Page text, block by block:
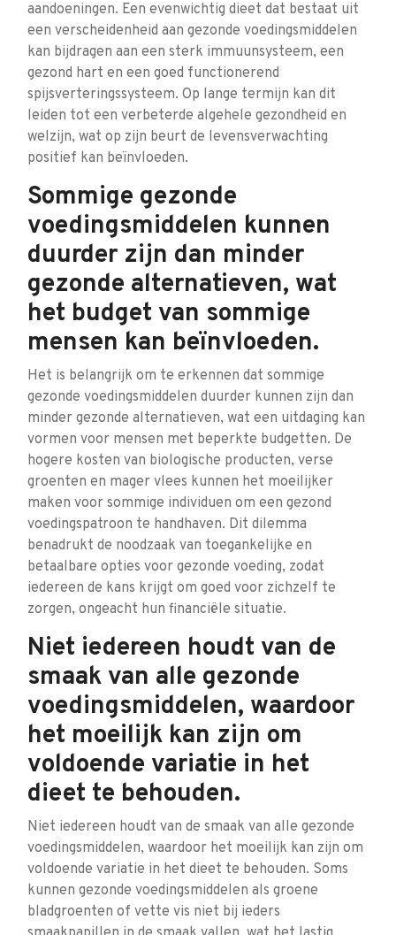
aandoeningen. Een evenwichtig dieet dat bestaat uit
een verscheidenheid aan gezonde voedingsmiddelen
kan bijdragen aan een sterk immuunsysteem, een
gezond hart en een goed functionerend
spijsverteringssysteem. Op lange termijn kan dit
leiden tot een verbeterde algehele gezondheid en
welzijn, wat op zijn beurt de levensverwachting
positief kan beïnvloeden.
Sommige gezonde
voedingsmiddelen kunnen
duurder zijn dan minder
gezonde alternatieven, wat
het budget van sommige
mensen kan beïnvloeden.
Het is belangrijk om te erkennen dat sommige
gezonde voedingsmiddelen duurder kunnen zijn dan
minder gezonde alternatieven, wat een uitdaging kan
vormen voor mensen met beperkte budgetten. De
hogere kosten van biologische producten, verse
groenten en mager vlees kunnen het moeilijker
maken voor sommige individuen om een gezond
voedingspatroon te handhaven. Dit dilemma
benadrukt de noodzaak van toegankelijke en
betaalbare opties voor gezonde voeding, zodat
iedereen de kans krijgt om goed voor zichzelf te
zorgen, ongeacht hun financiële situatie.
Niet iedereen houdt van de
smaak van alle gezonde
voedingsmiddelen, waardoor
het moeilijk kan zijn om
voldoende variatie in het
dieet te behouden.
Niet iedereen houdt van de smaak van alle gezonde
voedingsmiddelen, waardoor het moeilijk kan zijn om
voldoende variatie in het dieet te behouden. Soms
kunnen gezonde voedingsmiddelen als groene
bladgroenten of vette vis niet bij ieders